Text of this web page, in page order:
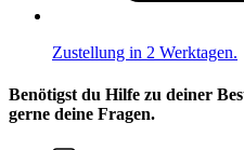
Zustellung in 2 Werktagen.
Benötigst du Hilfe zu deiner
gerne deine Fragen.